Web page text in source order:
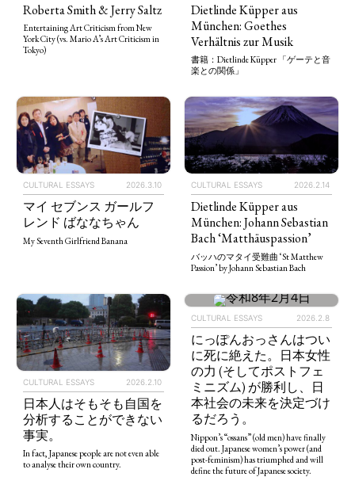
Roberta Smith & Jerry Saltz
Entertaining Art Criticism from New
York City (vs. Mario A’s Art Criticism in
Tokyo)
Dietlinde Küpper aus
München: Goethes
Verhältnis zur Musik
書籍：Dietlinde Küpper 「ゲーテと音
楽との関係」
CULTURAL ESSAYS 2026.3.10
マイ セブンス ガールフ
レンド ばななちゃん
My Seventh Girlfriend Banana
CULTURAL ESSAYS 2026.2.14
Dietlinde Küpper aus
München: Johann Sebastian
Bach ‘Matthäuspassion’
バッハのマタイ受難曲 ‘St Matthew
Passion’ by Johann Sebastian Bach
CULTURAL ESSAYS 2026.2.10
日本人はそもそも自国を
分析することができない
事実。
In fact, Japanese people are not even able
to analyse their own country.
CULTURAL ESSAYS 2026.2.8
にっぽんおっさんはつい
に死に絶えた。日本女性
の力 (そしてポストフェ
ミニズム) が勝利し、日
本社会の未来を決定づけ
るだろう。
Nippon’s “ossans” (old men) have finally
died out. Japanese women’s power (and
post-feminism) has triumphed and will
define the future of Japanese society.